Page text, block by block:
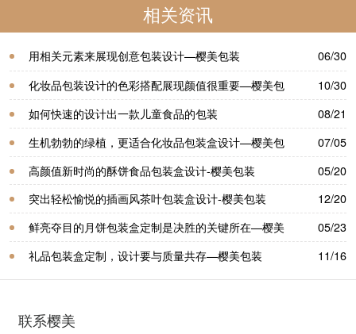
相关资讯
用相关元素来展现创意包装设计—樱美包装
06/30
化妆品包装设计的色彩搭配展现颜值很重要—樱美包
装
10/30
如何快速的设计出一款儿童食品的包装
08/21
生机勃勃的绿植，更适合化妆品包装盒设计—樱美包
装
07/05
高颜值新时尚的酥饼食品包装盒设计-樱美包装
05/20
突出轻松愉悦的插画风茶叶包装盒设计-樱美包装
12/20
鲜亮夺目的月饼包装盒定制是决胜的关键所在—樱美
包装
05/23
礼品包装盒定制，设计要与质量共存—樱美包装
11/16
联系樱美